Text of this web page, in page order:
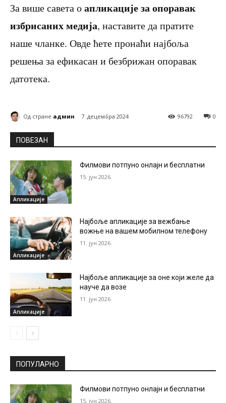
За више савета оапликације за опоравак
избрисаних медија, наставите да пратите
наше чланке. Овде ћете пронаћи најбоља
решења за ефикасан и безбрижан опоравак
датотека.
0
96792
Од стране админ 7. децембра 2024
ПОВЕЗАН
Апликације
Филмови потпуно онлајн и бесплатни
15. јун 2026.
Апликације
Најбоље апликације за вежбање
вожње на вашем мобилном телефону
11. јун 2026.
Апликације
Најбоље апликације за оне који желе да
науче да возе
11. јун 2026.
ПОПУЛАРНО
Филмови потпуно онлајн и бесплатни
15. јун 2026.